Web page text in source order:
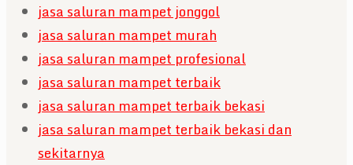
jasa saluran mampet jonggol
jasa saluran mampet murah
jasa saluran mampet profesional
jasa saluran mampet terbaik
jasa saluran mampet terbaik bekasi
jasa saluran mampet terbaik bekasi dan
sekitarnya